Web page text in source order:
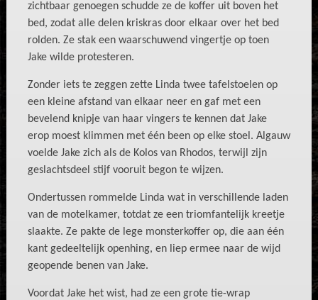
zichtbaar genoegen schudde ze de koffer uit boven het
bed, zodat alle delen kriskras door elkaar over het bed
rolden. Ze stak een waarschuwend vingertje op toen
Jake wilde protesteren.
Zonder iets te zeggen zette Linda twee tafelstoelen op
een kleine afstand van elkaar neer en gaf met een
bevelend knipje van haar vingers te kennen dat Jake
erop moest klimmen met één been op elke stoel. Algauw
voelde Jake zich als de Kolos van Rhodos, terwijl zijn
geslachtsdeel stijf vooruit begon te wijzen.
Ondertussen rommelde Linda wat in verschillende laden
van de motelkamer, totdat ze een triomfantelijk kreetje
slaakte. Ze pakte de lege monsterkoffer op, die aan één
kant gedeeltelijk openhing, en liep ermee naar de wijd
geopende benen van Jake.
Voordat Jake het wist, had ze een grote tie-wrap